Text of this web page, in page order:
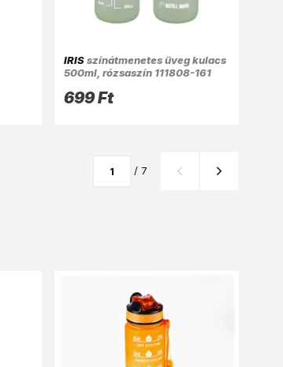
IRISszínátmenetes üveg kulacs
500ml, rózsaszín 111808-161
699 Ft
/ 7